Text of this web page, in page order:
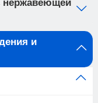
нержавеющей
и